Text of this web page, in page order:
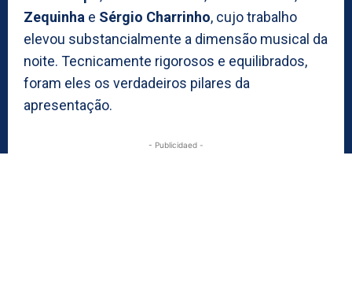
Zequinha e Sérgio Charrinho, cujo trabalho
elevou substancialmente a dimensão musical da
noite. Tecnicamente rigorosos e equilibrados,
foram eles os verdadeiros pilares da
apresentação.
- Publicidaed -